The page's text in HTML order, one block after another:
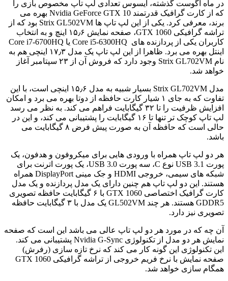
در ماه آگوست گذشته، ایسوس تعدادی لپ تاپ مخصوص بازی را
که از کارت گرافیک قدرتمند Nvidia GeForce GTX 10 بهره می
برند، معرفی کرد. یکی از این لپ تاپ ها Strix GL502VM بود که از
تراشه گرافیکی GTX 1060، صفحه نمایش ۱۵٫۶ اینچ و به انتخاب
کاربران یکی از پردازنده های Core i5-6300HQ یا Core i7-6700HQ
اینتل بهره می برد. ظاهرا از این لپ تاپ یک مدل ۱۷٫۳ اینچی هم به
نام Strix GL702VM وجود دارد که فروش آن از ۲۳ سپتامبر آغاز
خواهد شد.
مدل Strix GL702VM بسیار شبیه به مدل ۱۵٫۶ اینچی است، با این
تفاوت که به جای ۱ شیار کارت حافظه از دوتا بهره می برد و امکان
افزایش ظرفیت را تا ۳۲ گیگابایت فراهم می کند. به نظر می رسد
لپ تاپ کوچک تر تنها تا ۱۶ گیگابایت را پشتیبانی می کند، و این در
حالی است که حافظه آن به صورت پیش فرض ۸ گیگابایت می
باشد.
هر دو لپ تاپ همراه با ورودی هایی برای میکروفون و هدفون، یک
پورت USB 3.1 نوع C، سه پورت USB 3.0، یک پورت اترنت برای
شبکه های سیمی، خروجی HDMI و جک مینی DisplayPort همراه
هستند. این دو لپ تاپ هم چنین دارای یک مدل پردازنده و یک مدل
کارت گرافیک اختصاصی GTX 1060 با ۶ گیگابایت حافظه تصویری
GDDR5 هستند. هر چند GL502VM یک مدل با ۳ گیگابایت حافظه
تصویری نیز دارد.
آن چه که در مورد هر دو لپ تاپ عالی می باشد این است که صفحه
نمایش هر دو مدل از تکنولوژی Nvidia G-Sync پشتیبانی می کند.
این تکنولوژی این گونه کار می کند که نرخ تازه سازی (رفرش)
صفحه نمایش با نرخ فریم خروجی از تراشه گرافیکی GTX 1060
همگام سازی خواهد شد.